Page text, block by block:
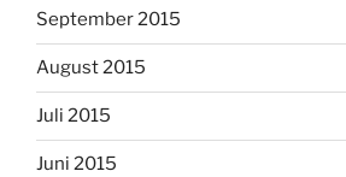
September 2015
August 2015
Juli 2015
Juni 2015